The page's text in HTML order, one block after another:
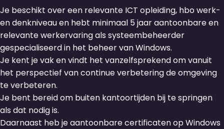
Je beschikt over een relevante ICT opleiding, hbo werk-
en denkniveau en hebt minimaal 5 jaar aantoonbare en
relevante werkervaring als systeembeheerder
gespecialiseerd in het beheer van Windows.
Je kent je vak en vindt het vanzelfsprekend om vanuit
het perspectief van continue verbetering de omgeving
te verbeteren.
Je bent bereid om buiten kantoortijden bij te springen
als dat nodig is.
Daarnaast heb je aantoonbare certificaten op Windows